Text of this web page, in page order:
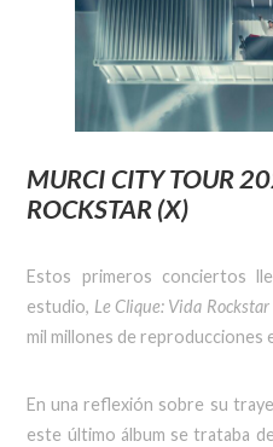
MURCI CITY TOUR
ROCKSTAR (X)
Estos primeros conciertos
estudio, Le Clique: Vida Rockstar
mil millones de reproducciones
En una reflexión sobre su
este último álbum se trataba